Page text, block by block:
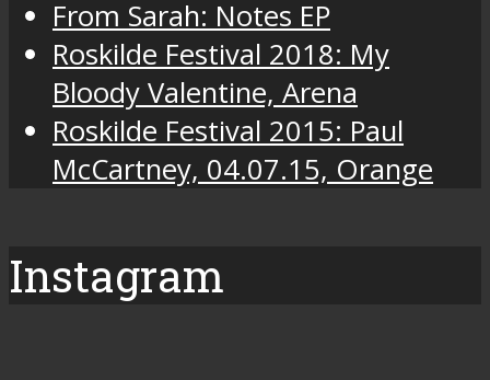
From Sarah: Notes EP
Roskilde Festival 2018: My
Bloody Valentine, Arena
Roskilde Festival 2015: Paul
McCartney, 04.07.15, Orange
Instagram